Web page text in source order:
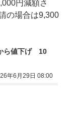
円減額さ
の場合は9,300
ら値下げ　10
年6月29日 08:00